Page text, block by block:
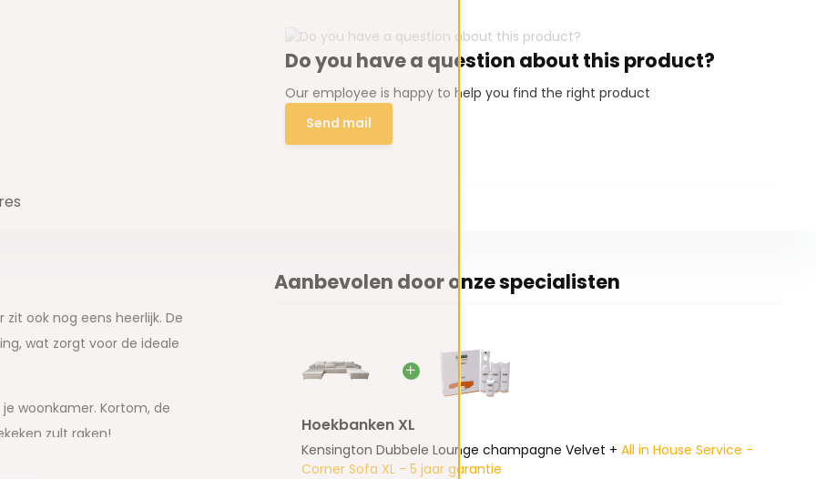
Do you have a question about this product?
Our employee is happy to help you find the right product
Send mail
ook nog eens heerlijk. De
wat zorgt voor de ideale
woonkamer. Kortom, de
zult raken!
Aanbevolen door onze specialisten
Hoekbanken XL
Kensington Dubbele Lounge champagne Velvet + All in House Service -
Corner Sofa XL - 5 jaar garantie